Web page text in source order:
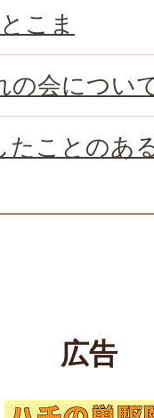
こま
の会につい
たことのあ
広告